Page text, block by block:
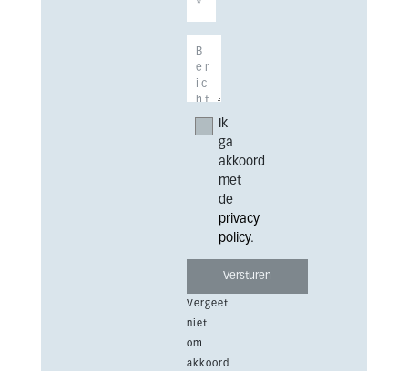
Ik
ga
akkoord
met
de
privacy
policy.
Vergeet
niet
om
akkoord